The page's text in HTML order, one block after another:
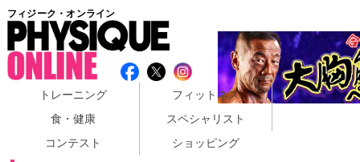
フィジーク・オンライン
トレーニング
フィットネス
食・健康
スペシャリスト
コンテスト
ショッピング